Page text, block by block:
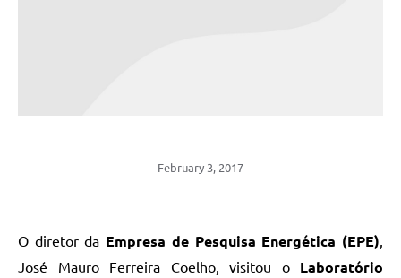
February 3, 2017
O diretor da Empresa de Pesquisa Energética (EPE)
José Mauro Ferreira Coelho, visitou o Laboratório